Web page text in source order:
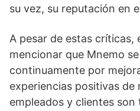
su vez, su reputación en
A pesar de estas críticas,
mencionar que Mnemo
continuamente por
experiencias positivas de
empleados y clientes son